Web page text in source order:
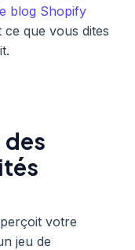
blog Shopify
que vous dites
des
votre
jeu de